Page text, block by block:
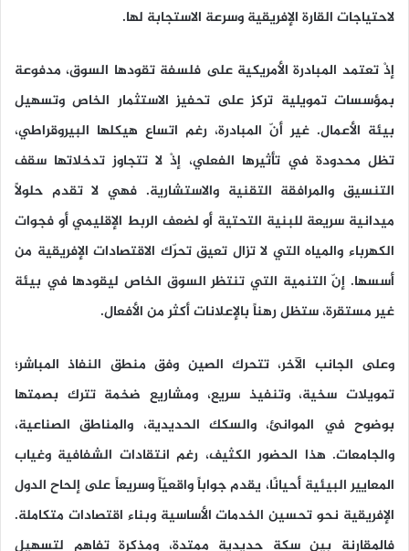
لاحتياجات القارة الإفريقية وسرعة الاستجابة لها.
إذْ تعتمد المبادرة الأمريكية على فلسفة تقودها السوق، مدفوعة
بمؤسسات تمويلية تركز على تحفيز الاستثمار الخاص وتسهيل
بيئة الأعمال. غير أنّ المبادرة، رغم اتساع هيكلها البيروقراطي،
تظل محدودة في تأثيرها الفعلي، إذْ لا تتجاوز تدخلاتها سقف
التنسيق والمرافقة التقنية والاستشارية. فهي لا تقدم حلولًا
ميدانية سريعة للبنية التحتية أو لضعف الربط الإقليمي أو فجوات
الكهرباء والمياه التي لا تزال تعيق تحرّك الاقتصادات الإفريقية من
أسسها. إنّ التنمية التي تنتظر السوق الخاص ليقودها في بيئة
غير مستقرة، ستظل رهناً بالإعلانات أكثر من الأفعال.
وعلى الجانب الآخر، تتحرك الصين وفق منطق النفاذ المباشر؛
تمويلات سخية، وتنفيذ سريع، ومشاريع ضخمة تترك بصمتها
بوضوح في الموانئ، والسكك الحديدية، والمناطق الصناعية،
والجامعات. هذا الحضور الكثيف، رغم انتقادات الشفافية وغياب
المعايير البيئية أحيانًا، يقدم جواباً واقعيّاً وسريعاً على إلحاح الدول
الإفريقية نحو تحسين الخدمات الأساسية وبناء اقتصادات متكاملة.
فالمقارنة بين سكة حديدية ممتدة، ومذكرة تفاهم لتسهيل